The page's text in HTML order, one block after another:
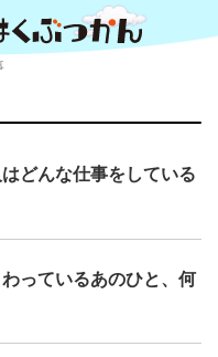
どんな仕事をしている
っているあのひと、何